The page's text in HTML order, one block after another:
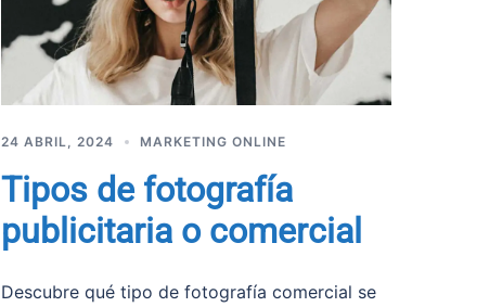
24 ABRIL, 2024 MARKETING ONLINE
Tipos de fotografía
publicitaria o comercial
Descubre qué tipo de fotografía comercial se